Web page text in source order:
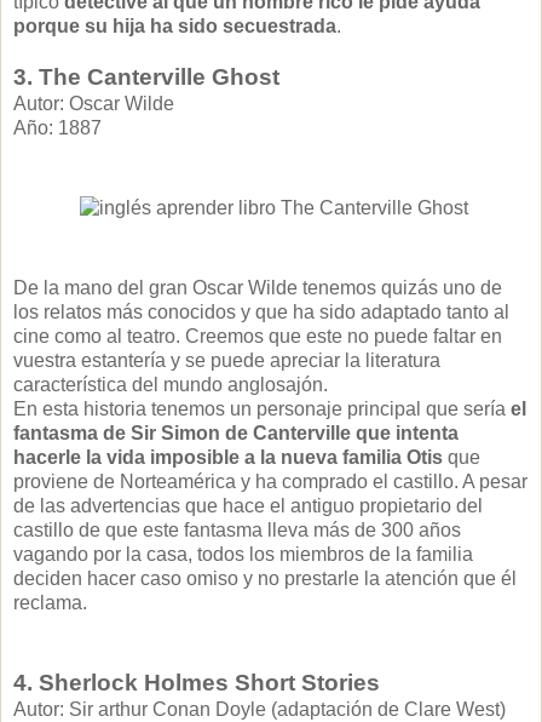
porque su hija ha sido secuestrada.
3. The Canterville Ghost
Autor: Oscar Wilde
Año: 1887
De la mano del gran Oscar Wilde tenemos quizás uno de
los relatos más conocidos y que ha sido adaptado tanto al
cine como al teatro. Creemos que este no puede faltar en
vuestra estantería y se puede apreciar la literatura
característica del mundo anglosajón.
En esta historia tenemos un personaje principal que seríael
fantasma de Sir Simon de Canterville que intenta
hacerle la vida imposible a la nueva familia Otisque
proviene de Norteamérica y ha comprado el castillo. A pesar
de las advertencias que hace el antiguo propietario del
castillo de que este fantasma lleva más de 300 años
vagando por la casa, todos los miembros de la familia
deciden hacer caso omiso y no prestarle la atención que él
reclama.
4. Sherlock Holmes Short Stories
Autor: Sir arthur Conan Doyle (adaptación de Clare West)